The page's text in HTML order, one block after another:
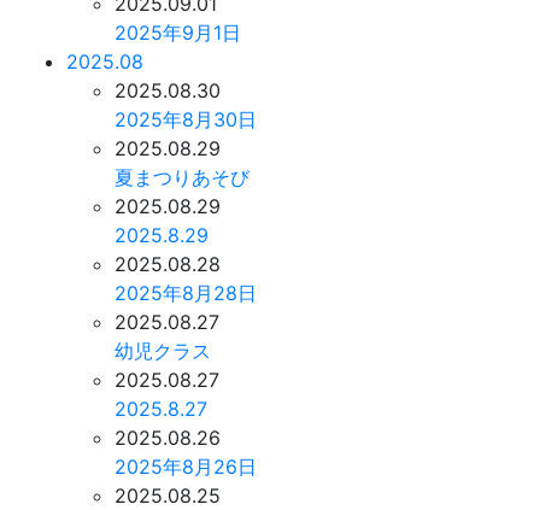
2025年9月1日
2025.08
2025.08.30
2025年8月30日
2025.08.29
夏まつりあそび
2025.08.29
2025.8.29
2025.08.28
2025年8月28日
2025.08.27
幼児クラス
2025.08.27
2025.8.27
2025.08.26
2025年8月26日
2025.08.25